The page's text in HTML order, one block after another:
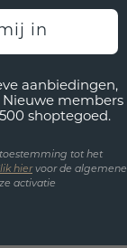
in
aanbiedingen,
Nieuwe members
shoptegoed.
tot het
hiervoor de algemene
activatie